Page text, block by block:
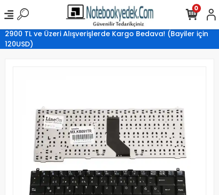
2900 TL ve Üzeri Alışverişlerde Kargo Bedava! (Bayiler için
120USD)
0